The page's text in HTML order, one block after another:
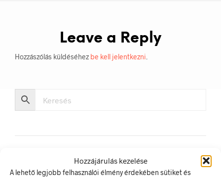
Hozzájárulás kezelése
A lehető legjobb felhasználói élmény érdekében sütiket és
Leave a Reply
Hozzászólás küldéséhez be kell jelentkezni
LEGUTÓBBI BEJEGYZÉSEK